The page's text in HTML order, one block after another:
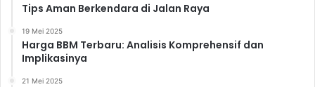
Tips Aman Berkendara di Jalan Raya
19 Mei 2025
Harga BBM Terbaru: Analisis Komprehensif dan
Implikasinya
21 Mei 2025